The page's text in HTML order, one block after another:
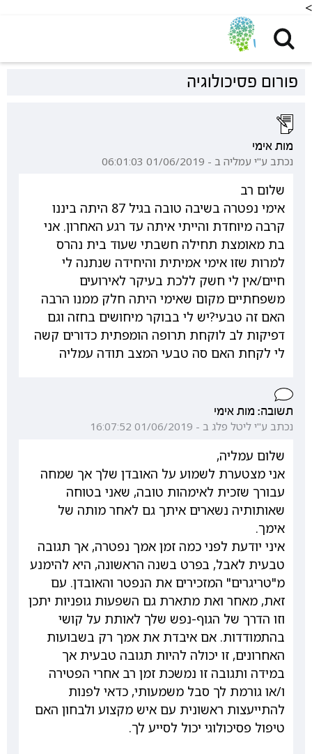
<
פורום פסיכולוגיה
מות אימי
נכתב ע"י עמליה ב - 01/06/2019 06:01:03
שלום רב
אימי נפטרה בשיבה טובה בגיל 87 היתה ביננו
קרבה מיוחדת והייתי איתה עד רגע האחרון. אני
בת מאומצת תחילה חשבתי שעוד בית נהרס
למרות שזו אימי אמיתית והיחידה שנתנה לי
חיים/אין לי חשק ללכת בעיקר לאירועים
משפחתיים מקום שאימי היתה חלק ממנו הרבה
האם זה טבעי?יש לי בבוקר מיחושים בחזה וגם
דפיקות לב לוקחת תרופה הומפתית כדורים קשה
לי לקחת האם סה טבעי המצב תודה עמליה
תשובה: מות אימי
נכתב ע"י ליטל פלג ב - 01/06/2019 16:07:52
שלום עמליה,
אני מצטערת לשמוע על האובדן שלך אך שמחה
עבורך שזכית לאימהות טובה, שאני בטוחה
שאותותיה נשארים איתך גם לאחר מותה של
אימך.
איני יודעת לפני כמה זמן אמך נפטרה, אך תגובה
טבעית לאבל, בפרט בשנה הראשונה, היא להימנע
מ"טריגרים" המזכירים את הנפטר והאובדן. עם
זאת, מאחר ואת מתארת גם השפעות גופניות יתכן
וזו הדרך של הגוף-נפש שלך לאותת על קושי
בהתמודדות. אם איבדת את אמך רק בשבועות
האחרונים, זו יכולה להיות תגובה טבעית אך
במידה ותגובה זו נמשכת זמן רב אחרי הפטירה
ו/או גורמת לך סבל משמעותי, כדאי לפנות
להתייעצות ראשונית עם איש מקצוע ולבחון האם
טיפול פסיכולוגי יכול לסייע לך.